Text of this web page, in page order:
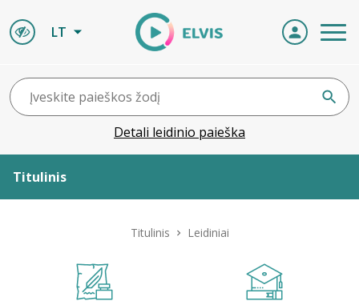
LT
Detali leidinio paieška
Titulinis
Titulinis Leidiniai